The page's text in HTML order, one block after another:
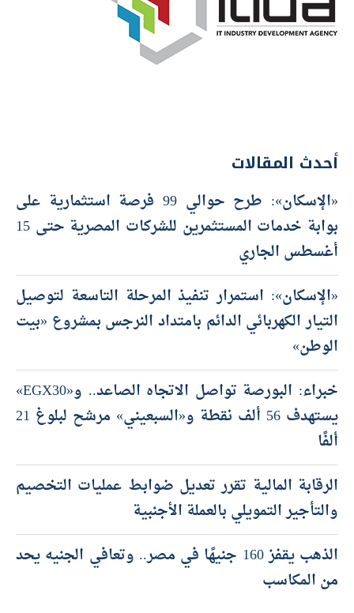
أحدث المقالات
«الإسكان»: طرح حوالي 99 فرصة استثمارية على
بوابة خدمات المستثمرين للشركات المصرية حتى 15
أغسطس الجاري
«الإسكان»: استمرار تنفيذ المرحلة التاسعة لتوصيل
التيار الكهربائي الدائم بامتداد النرجس بمشروع «بيت
الوطن»
خبراء: البورصة تواصل الاتجاه الصاعد.. و«EGX30»
يستهدف 56 ألف نقطة و«السبعيني» مرشح لبلوغ 21
ألفًا
الرقابة المالية تقرر تعديل ضوابط عمليات التخصيم
والتأجير التمويلي بالعملة الأجنبية
الذهب يقفز 160 جنيهًا في مصر.. وتعافي الجنيه يحد
من المكاسب